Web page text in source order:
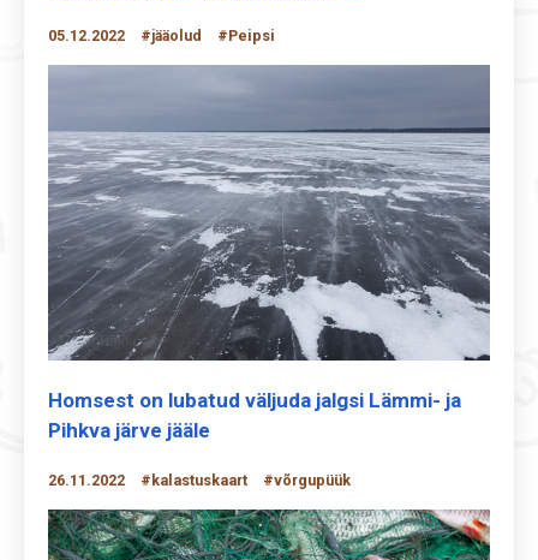
05.12.2022 #jääolud #Peipsi
Homsest on lubatud väljuda jalgsi Lämmi- ja
Pihkva järve jääle
26.11.2022 #kalastuskaart #võrgupüük